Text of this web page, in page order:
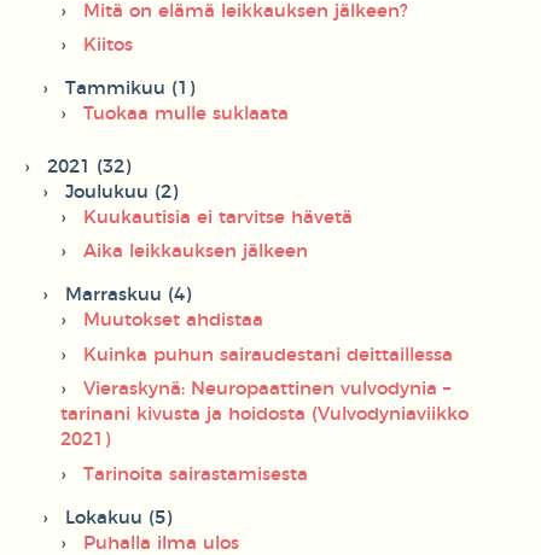
Mitä on elämä leikkauksen jälkeen?
Kiitos
Tammikuu (1)
Tuokaa mulle suklaata
2021 (32)
Joulukuu (2)
Kuukautisia ei tarvitse hävetä
Aika leikkauksen jälkeen
Marraskuu (4)
Muutokset ahdistaa
Kuinka puhun sairaudestani deittaillessa
Vieraskynä: Neuropaattinen vulvodynia –
tarinani kivusta ja hoidosta (Vulvodyniaviikko
2021)
Tarinoita sairastamisesta
Lokakuu (5)
Puhalla ilma ulos